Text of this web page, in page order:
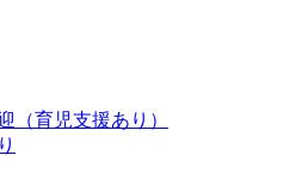
（育児支援あり）